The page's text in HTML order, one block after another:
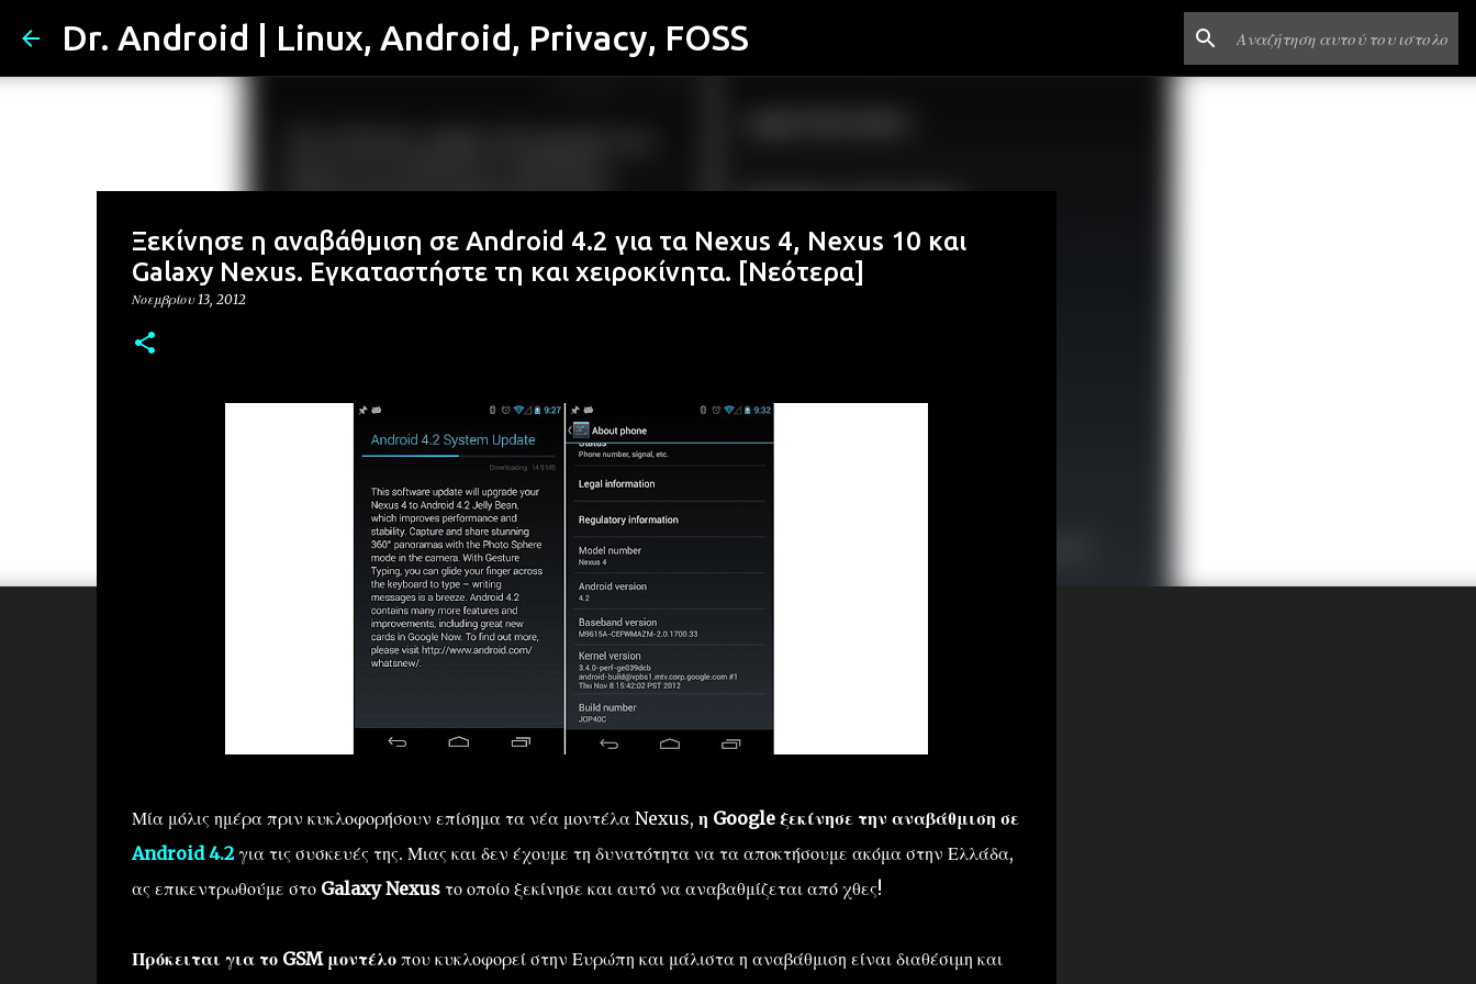
Μετάβαση στο κύριο περιεχόμενο
Dr. Android | Linux, Android, Privacy, FOSS
Ξεκίνησε η αναβάθμιση σε Android 4.2 για τα Nexus 4, Nexus 10 και
Galaxy Nexus. Εγκαταστήστε τη και χειροκίνητα. [Νεότερα]
Νοεμβρίου 13, 2012
Μία μόλις ημέρα πριν κυκλοφορήσουν επίσημα τα νέα μοντέλα Nexus, η Google ξεκίνησε την αναβάθμιση σε
Android 4.2για τις συσκευές της. Μιας και δεν έχουμε τη δυνατότητα να τα αποκτήσουμε ακόμα στην Ελλάδα,
ας επικεντρωθούμε στο Galaxy Nexusτο οποίο ξεκίνησε και αυτό να αναβαθμίζεται από χθες!
Πρόκειται για το GSM μοντέλοπου κυκλοφορεί στην Ευρώπη και μάλιστα η αναβάθμιση είναι διαθέσιμη και